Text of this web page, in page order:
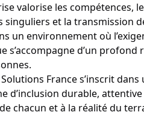
valorise les compétences,
singuliers et la transmission
un environnement où
s’accompagne d’un profond
France s’inscrit dans
d’inclusion durable, attentive
chacun et à la réalité du